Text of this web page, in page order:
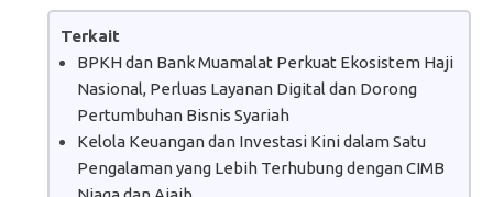
Terkait
BPKH dan Bank Muamalat Perkuat Ekosistem Haji
Nasional, Perluas Layanan Digital dan Dorong
Pertumbuhan Bisnis Syariah
Kelola Keuangan dan Investasi Kini dalam Satu
Pengalaman yang Lebih Terhubung dengan CIMB